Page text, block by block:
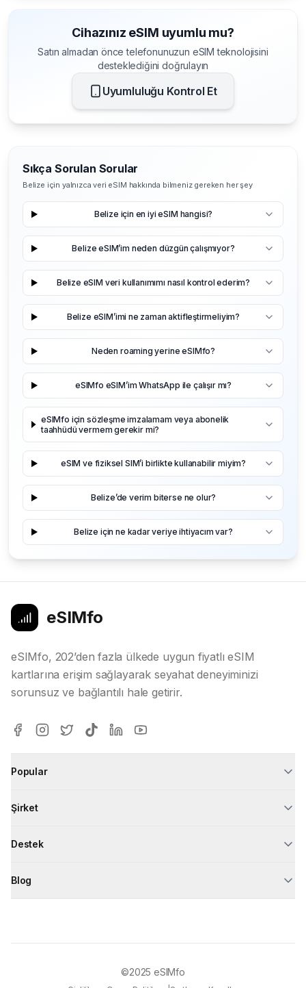
Cihazınız eSIM uyumlu mu?
Satın almadan önce telefonunuzun eSIM teknolojisini
desteklediğini doğrulayın
Uyumluluğu Kontrol Et
Sıkça Sorulan Sorular
Belize için yalnızca veri eSIM hakkında bilmeniz gereken her şey
Belize için en iyi eSIM hangisi?
Belize eSIM’im neden düzgün çalışmıyor?
Belize eSIM veri kullanımımı nasıl kontrol ederim?
Belize eSIM’imi ne zaman aktifleştirmeliyim?
Neden roaming yerine eSIMfo?
eSIMfo eSIM’im WhatsApp ile çalışır mı?
eSIMfo için sözleşme imzalamam veya abonelik
taahhüdü vermem gerekir mi?
eSIM ve fiziksel SIM’i birlikte kullanabilir miyim?
Belize’de verim biterse ne olur?
Belize için ne kadar veriye ihtiyacım var?
eSIMfo
eSIMfo, 202’den fazla ülkede uygun fiyatlı eSIM
kartlarına erişim sağlayarak seyahat deneyiminizi
sorunsuz ve bağlantılı hale getirir.
Popular
Şirket
Destek
Blog
©2025 eSIMfo